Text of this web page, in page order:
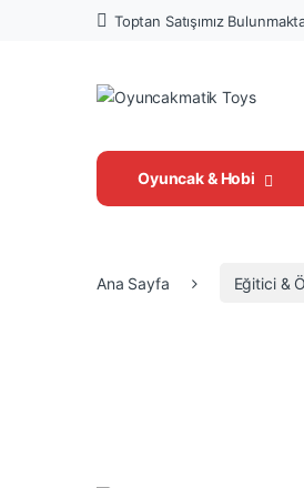
Toptan Satışımız
Oyuncak & Hobi
Ana Sayfa Eğitici &